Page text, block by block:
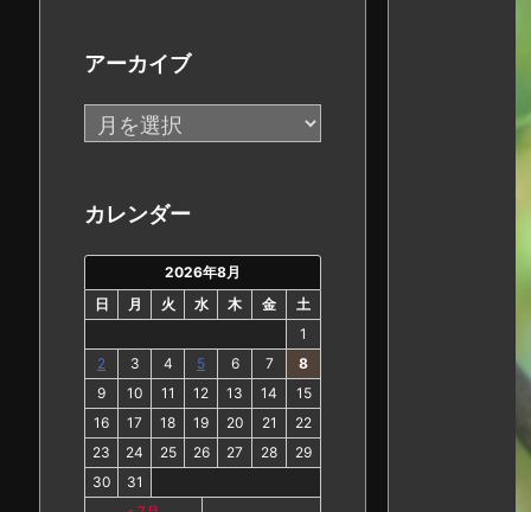
アーカイブ
ア
ー
イ
ブ
カレンダー
2026年8月
日
月 火 水 木 金
土
1
2
3 4 5 6 7
8
9
10 11 12 13 14
15
16
17 18 19 20 21
22
23
24 25 26 27 28
29
30
31